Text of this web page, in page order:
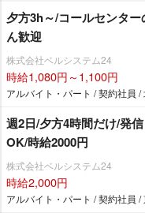
夕方3h～/コールセンタ
ん歓迎
株式会社ベルシステム24
時給1,080円～1,100円
アルバイト・パート / 契約社員 /
週2日/夕方4時間だけ/発
OK/時給2000円
株式会社ベルシステム24
時給2,000円
アルバイト・パート / 契約社員 /